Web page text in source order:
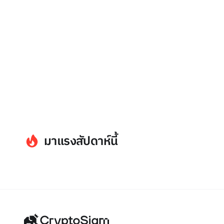
มาแรงสัปดาห์นี้